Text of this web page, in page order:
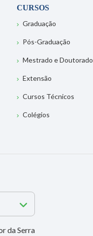
CURSOS
Graduação
Pós-Graduação
Mestrado e Doutorado
Extensão
Cursos Técnicos
Colégios
da Serra